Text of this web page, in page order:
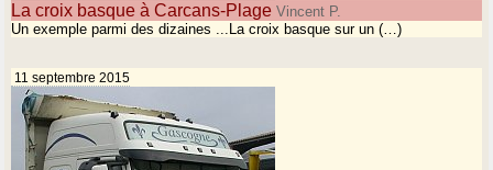
La croix basque à Carcans-Plage Vincent P.
Un exemple parmi des dizaines ...La croix basque sur un (…)
11 septembre 2015